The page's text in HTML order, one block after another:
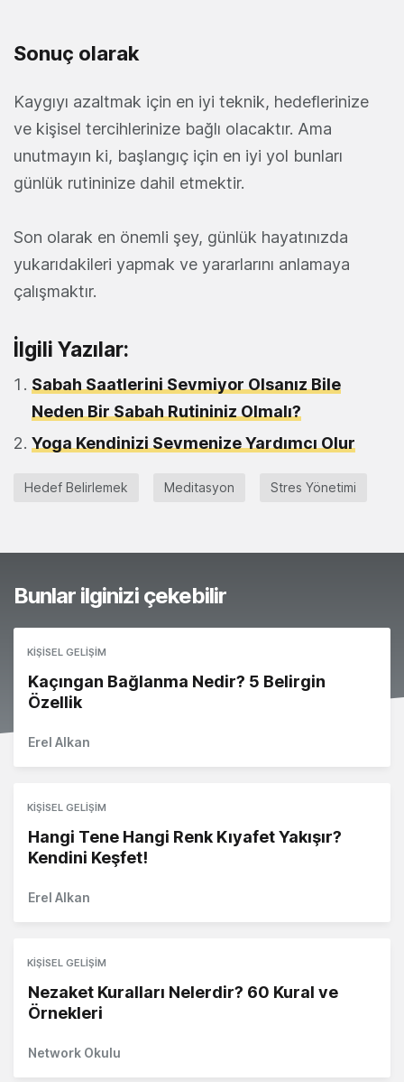
Sonuç olarak
Kaygıyı azaltmak için en iyi teknik, hedeflerinize
ve kişisel tercihlerinize bağlı olacaktır. Ama
unutmayın ki, başlangıç ​​için en iyi yol bunları
günlük rutininize dahil etmektir.
Son olarak en önemli şey, günlük hayatınızda
yukarıdakileri yapmak ve yararlarını anlamaya
çalışmaktır.
İlgili Yazılar:
Sabah Saatlerini Sevmiyor Olsanız Bile
Neden Bir Sabah Rutininiz Olmalı?
Yoga Kendinizi Sevmenize Yardımcı Olur
Hedef Belirlemek Meditasyon Stres Yönetimi
Bunlar ilginizi çekebilir
KIŞISEL GELIŞIM
Kaçıngan Bağlanma Nedir? 5 Belirgin
Özellik
Erel Alkan
KIŞISEL GELIŞIM
Hangi Tene Hangi Renk Kıyafet Yakışır?
Kendini Keşfet!
Erel Alkan
KIŞISEL GELIŞIM
Nezaket Kuralları Nelerdir? 60 Kural ve
Örnekleri
Network Okulu